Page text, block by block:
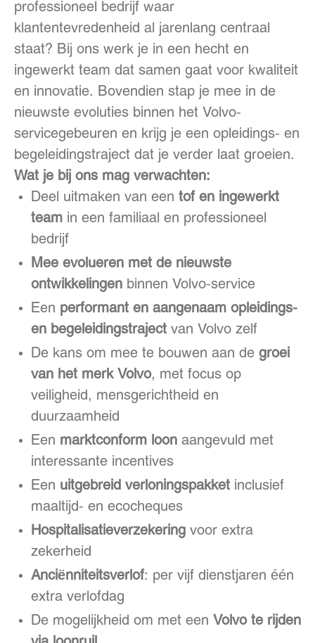
professioneel bedrijf waar
klantentevredenheid al jarenlang centraal
staat? Bij ons werk je in een hecht en
ingewerkt team dat samen gaat voor kwaliteit
en innovatie. Bovendien stap je mee in de
nieuwste evoluties binnen het Volvo-
servicegebeuren en krijg je een opleidings- en
begeleidingstraject dat je verder laat groeien.
Wat je bij ons mag verwachten:
Deel uitmaken van een tof en ingewerkt
team in een familiaal en professioneel
bedrijf
Mee evolueren met de nieuwste
ontwikkelingen binnen Volvo-service
Een performant en aangenaam opleidings-
en begeleidingstraject van Volvo zelf
De kans om mee te bouwen aan de groei
van het merk Volvo, met focus op
veiligheid, mensgerichtheid en
duurzaamheid
Een marktconform loon aangevuld met
interessante incentives
Een uitgebreid verloningspakket inclusief
maaltijd- en ecocheques
Hospitalisatieverzekering voor extra
zekerheid
Anciënniteitsverlof: per vijf dienstjaren één
extra verlofdag
De mogelijkheid om met een Volvo te rijden